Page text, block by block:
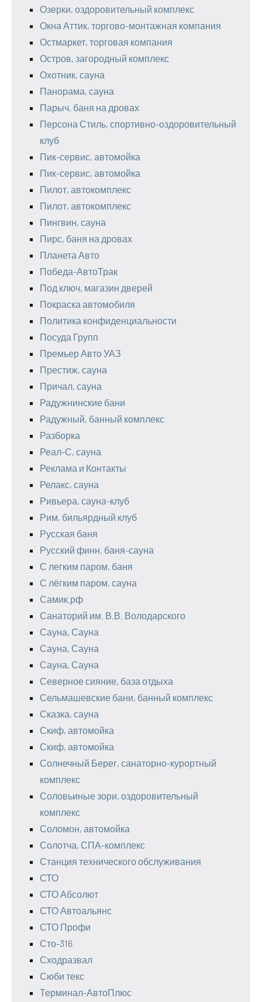
Озерки, оздоровительный комплекс
Окна Аттик, торгово-монтажная компания
Остмаркет, торговая компания
Остров, загородный комплекс
Охотник, сауна
Панорама, сауна
Парыч, баня на дровах
Персона Стиль, спортивно-оздоровительный
клуб
Пик-сервис, автомойка
Пик-сервис, автомойка
Пилот, автокомплекс
Пилот, автокомплекс
Пингвин, сауна
Пирс, баня на дровах
Планета Авто
Победа-АвтоТрак
Под ключ, магазин дверей
Покраска автомобиля
Политика конфиденциальности
Посуда Групп
Премьер Авто УАЗ
Престиж, сауна
Причал, сауна
Радужнинские бани
Радужный, банный комплекс
Разборка
Реал-С, сауна
Реклама и Контакты
Релакс, сауна
Ривьера, сауна-клуб
Рим, бильярдный клуб
Русская баня
Русский финн, баня-сауна
С легким паром, баня
С лёгким паром, сауна
Самик.рф
Санаторий им. В.В. Володарского
Сауна, Сауна
Сауна, Сауна
Сауна, Сауна
Северное сияние, база отдыха
Сельмашевские бани, банный комплекс
Сказка, сауна
Скиф, автомойка
Скиф, автомойка
Солнечный Берег, санаторно-курортный
комплекс
Соловьиные зори, оздоровительный
комплекс
Соломон, автомойка
Солотча, СПА-комплекс
Станция технического обслуживания
СТО
СТО Абсолют
СТО Автоальянс
СТО Профи
Сто-316
Сходразвал
Сюби текс
Терминал-АвтоПлюс